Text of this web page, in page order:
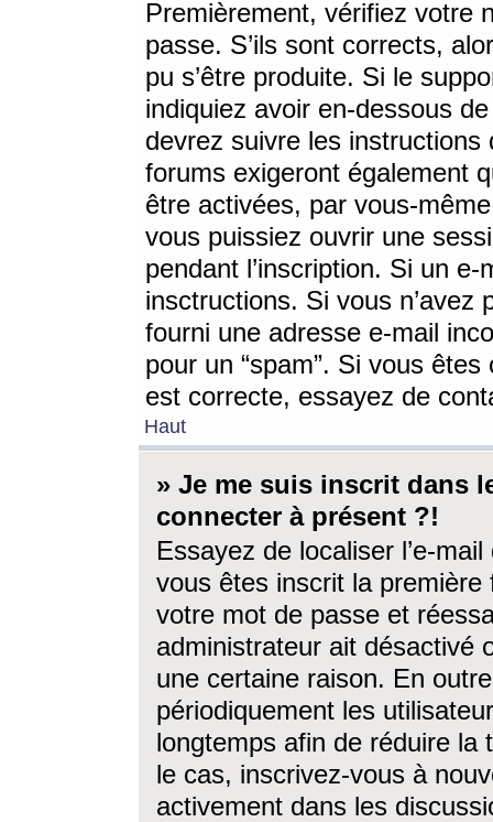
Premièrement, vérifiez votre
passe. S’ils sont corrects,
pu s’être produite. Si le
indiquiez avoir en-dessous
devrez suivre les
forums exigeront également
être activées, par vous-
vous puissiez ouvrir une
pendant l’inscription. Si un
insctructions. Si vous n’avez
fourni une adresse e-mail
pour un “spam”. Si vous
est correcte, essayez de
Haut
» Je me suis inscrit dans
connecter à présent ?!
Essayez de localiser l’e-
vous êtes inscrit la première
votre mot de passe et
administrateur ait désactivé
une certaine raison. En
périodiquement les
longtemps afin de réduire la
le cas, inscrivez-vous à
activement dans les